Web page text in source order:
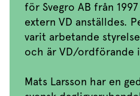
för Svegro AB från
extern VD anställdes.
varit arbetande
och är VD/ordförande
Mats Larsson har en